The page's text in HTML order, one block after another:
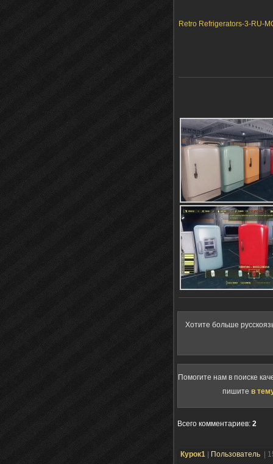
Retro Refrigerators-3-RU-
Хотите больше
Помогите нам в поиске
пишите в
Всего комментариев: 2
Курок1 Пользователь
|